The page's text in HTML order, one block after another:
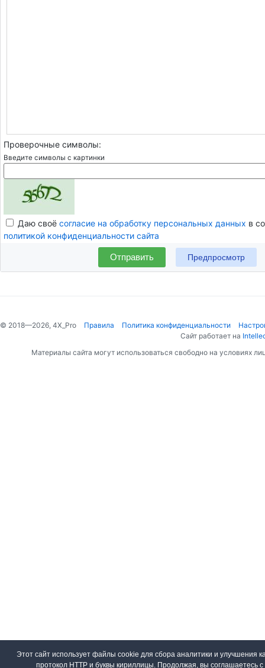
Проверочные символы:
Введите символы с картинки
Даю своё согласие на обработку персональных данных в
политикой конфиденциальности сайта
Отправить
© 2018—2026, 4X_Pro Правила Политика конфиденциальности
Сайт работает на
Материалы сайта могут использоваться свободно на условиях
Этот сайт использует файлы cookie для сбора аналитики и улучшения
протокол HTTP и буквы кириллицы. Продолжая, вы соглашаетесь